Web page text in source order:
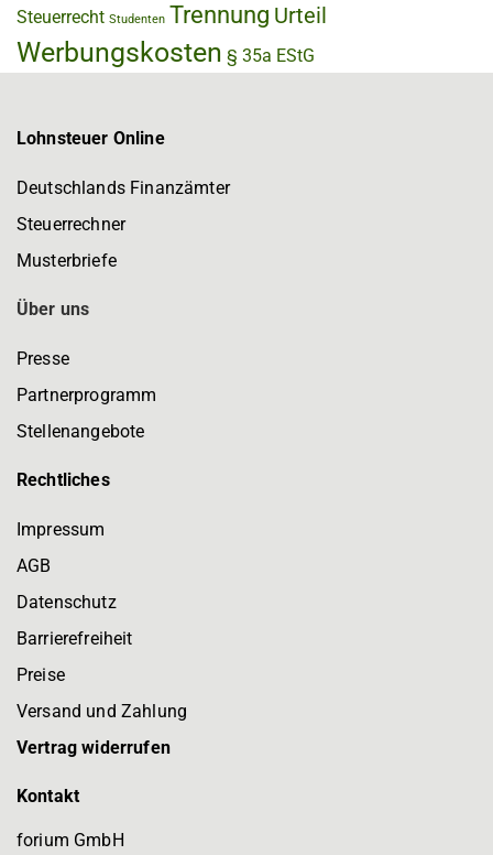
Steuerrecht Studenten Trennung Urteil
Werbungskosten § 35a EStG
Lohnsteuer Online
Deutschlands Finanzämter
Steuerrechner
Musterbriefe
Über uns
Presse
Partnerprogramm
Stellenangebote
Rechtliches
Impressum
AGB
Datenschutz
Barrierefreiheit
Preise
Versand und Zahlung
Vertrag widerrufen
Kontakt
forium GmbH